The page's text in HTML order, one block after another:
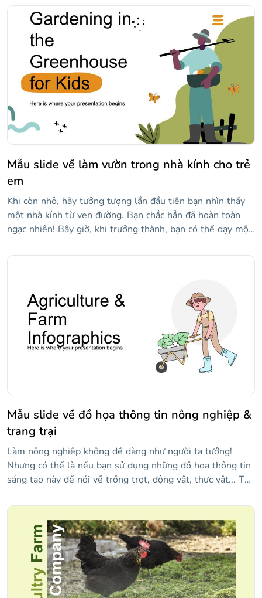
khác nhau: cà tím, bí ngô, cà chua, củ cải, gần như toàn bộ
thị trường! Bên cạnh đó, nó có nhiều bố cục lý tưởng để
giải thích đề xuất dự án của bạn.
Mẫu slide về làm vườn trong nhà kính cho trẻ
em
Khi còn nhỏ, hãy tưởng tượng lần đầu tiên bạn nhìn thấy
một nhà kính từ ven đường. Bạn chắc hẳn đã hoàn toàn
ngạc nhiên! Bây giờ, khi trưởng thành, bạn có thể dạy một
người bạn đồng hành hoàn hảo của bạn cho điều đó!
chúng tôi đã sử dụng phông chữ vẽ tay cho các tiêu đề để
thu hút khán giả nhỏ tuổi.
Mẫu slide về đồ họa thông tin nông nghiệp &
trang trại
Làm nông nghiệp không dễ dàng như người ta tưởng!
Nhưng có thể là nếu bạn sử dụng những đồ họa thông tin
sáng tạo này để nói về trồng trọt, động vật, thực vật... Thu
có một kế hoạch rõ ràng, đơn giản để làm theo, và với
những thiết kế này, bạn có thể thiết kế nó trong nháy mắt!
Những đồ họa thông tin này có thể được sử dụng trong
các thiết kế khác nhau: áp phích, bản trình bày, thẻ... Cơ
hội là vô tận!